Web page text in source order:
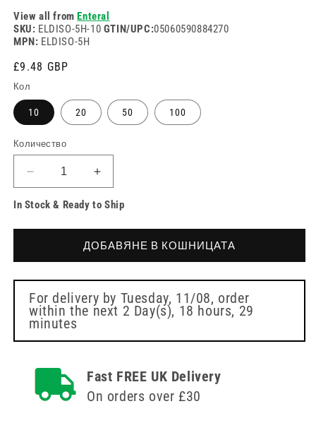
View all fromEnteral
SKU: ELDISO-5H-10 GTIN/UPC:05060590884270
MPN: ELDISO-5H
Редовна
цена
£9.48 GBP
Кол
10 20 50 100
Количество
Намаляване
на
количеството
Ниска
Доза
Многофункционални
Ентерални
ISOSAF
Домашни
Увеличете
количеството
за
Ниска
Доза
Многофункционални
Ентерални
ISOSAF
Спринцовки
In Stock & Ready to Ship
ДОБАВЯНЕ В КОШНИЦАТА
For delivery by Tuesday, 11/08, order
within the next 2 Day(s), 18 hours, 29
minutes
Fast FREE UK Delivery
On orders over £30